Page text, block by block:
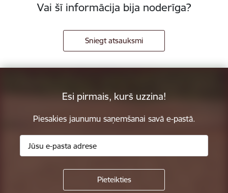
Vai šī informācija bija noderīga?
Sniegt atsauksmi
Esi pirmais, kurš uzzina!
Piesakies jaunumu saņemšanai savā e-pastā.